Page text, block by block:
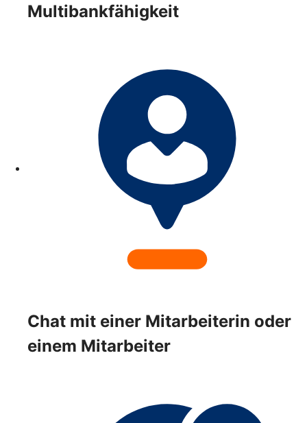
Multibankfähigkeit
Chat mit einer Mitarbeiterin oder
einem Mitarbeiter